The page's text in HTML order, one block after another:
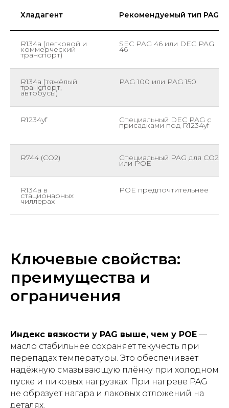
Хладагент Рекомендуемый тип PAG
R134a (легковой и
коммерческий
транспорт)
SEC PAG 46 или DEC PAG
46
R134a (тяжёлый
транспорт,
автобусы)
PAG 100 или PAG 150
R1234yf Специальный DEC PAG с
присадками под R1234yf
R744 (CO2) Специальный PAG для CO2
или POE
R134a в
стационарных
чиллерах
POE предпочтительнее
Ключевые свойства:
преимущества и
ограничения
Индекс вязкости у PAG выше, чем у POE —
масло стабильнее сохраняет текучесть при
перепадах температуры. Это обеспечивает
надёжную смазывающую плёнку при холодном
пуске и пиковых нагрузках. При нагреве PAG
не образует нагара и лаковых отложений на
деталях.